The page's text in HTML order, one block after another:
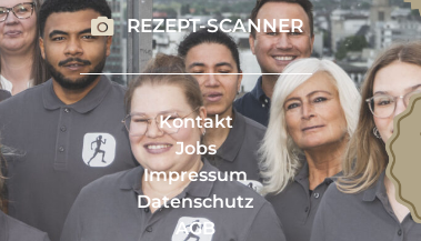
REZEPT-SCANNER
Kontakt
Jobs
Impressum
Datenschutz
AGB